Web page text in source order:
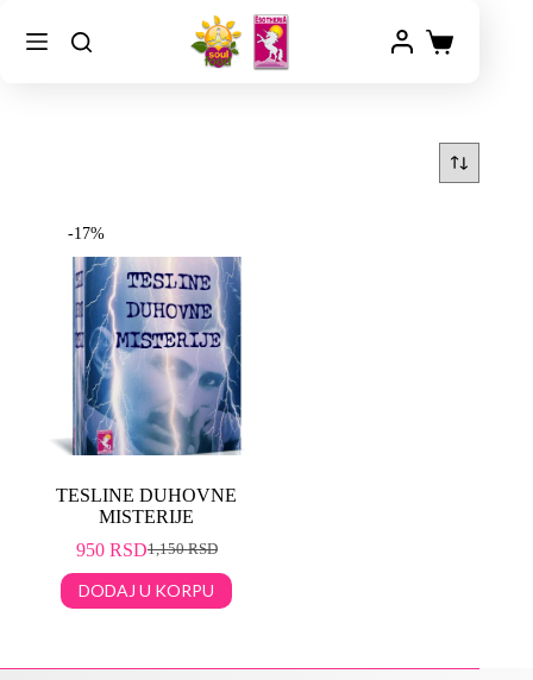
-17%
TESLINE DUHOVNE
MISTERIJE
1,150RSD
950 RSD
DODAJ U KORPU